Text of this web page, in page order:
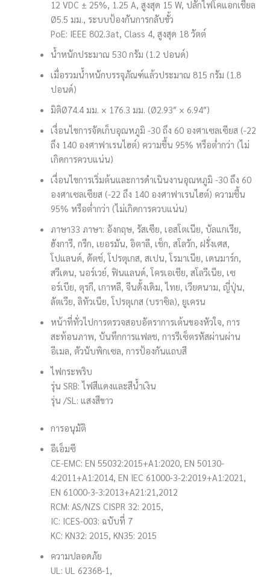
12 VDC ± 25%, 1.25 A, สูงสุด 15 W, ปลั๊กไฟโคแอกเชียล
Ø5.5 มม., ระบบป้องกันการกลับขั้ว
PoE: IEEE 802.3at, Class 4, สูงสุด 18 วัตต์
น้ำหนักประมาณ 530 กรัม (1.2 ปอนด์)
เมื่อรวมน้ำหนักบรรจุภัณฑ์แล้วประมาณ 815 กรัม (1.8
ปอนด์)
มิติØ74.4 มม. × 176.3 มม. (Ø2.93″ × 6.94″)
เงื่อนไขการจัดเก็บอุณหภูมิ -30 ถึง 60 องศาเซลเซียส (-22
ถึง 140 องศาฟาเรนไฮต์) ความชื้น 95% หรือต่ำกว่า (ไม่
เกิดการควบแน่น)
เงื่อนไขการเริ่มต้นและการดำเนินงานอุณหภูมิ -30 ถึง 60
องศาเซลเซียส (-22 ถึง 140 องศาฟาเรนไฮต์) ความชื้น
95% หรือต่ำกว่า (ไม่เกิดการควบแน่น)
ภาษา33 ภาษา: อังกฤษ, รัสเซีย, เอสโตเนีย, บัลแกเรีย,
ฮังการี, กรีก, เยอรมัน, อิตาลี, เช็ก, สโลวัก, ฝรั่งเศส,
โปแลนด์, ดัตช์, โปรตุเกส, สเปน, โรมาเนีย, เดนมาร์ก,
สวีเดน, นอร์เวย์, ฟินแลนด์, โครเอเชีย, สโลวีเนีย, เซ
อร์เบีย, ตุรกี, เกาหลี, จีนดั้งเดิม, ไทย, เวียดนาม, ญี่ปุ่น,
ลัตเวีย, ลิทัวเนีย, โปรตุเกส (บราซิล), ยูเครน
หน้าที่ทั่วไปการตรวจสอบอัตราการเต้นของหัวใจ, การ
สะท้อนภาพ, บันทึกการแฟลช, การรีเซ็ตรหัสผ่านผ่าน
อีเมล, ตัวนับพิกเซล, การป้องกันแถบสี
ไฟกระพริบ
รุ่น SRB: ไฟสีแดงและสีน้ำเงิน
รุ่น /SL: แสงสีขาว
การอนุมัติ
อีเอ็มซี
CE-EMC: EN 55032:2015+A1:2020, EN 50130-
4:2011+A1:2014, EN IEC 61000-3-2:2019+A1:2021,
EN 61000-3-3:2013+A21:21,2012
RCM: AS/NZS CISPR 32: 2015,
IC: ICES-003: ฉบับที่ 7
KC: KN32: 2015, KN35: 2015
ความปลอดภัย
UL: UL 62368-1,